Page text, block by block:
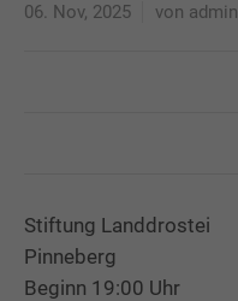
06. Nov, 2025 von admin
Stiftung Landdrostei
Pinneberg
Beginn 19:00 Uhr